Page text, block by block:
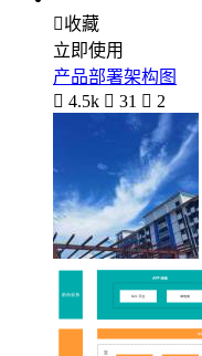
收藏
立即使用
产品部署架构图
 4.5k  31  2